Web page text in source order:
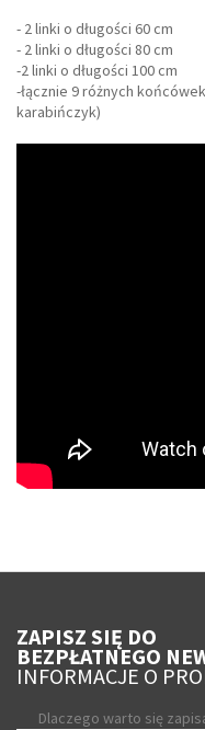
- 2 linki o długości 60 cm
- 2 linki o długości 80 cm
-2 linki o długości 100 cm
-łącznie 9 różnych
karabińczyk)
ZAPISZ SIĘ DO
BEZPŁATNEGO
INFORMACJE O
Dlaczego warto się